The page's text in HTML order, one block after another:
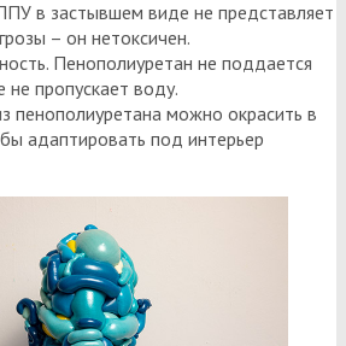
в застывшем виде не представляет
– он нетоксичен.
Пенополиуретан не поддается
не пропускает воду.
пенополиуретана можно окрасить в
адаптировать под интерьер